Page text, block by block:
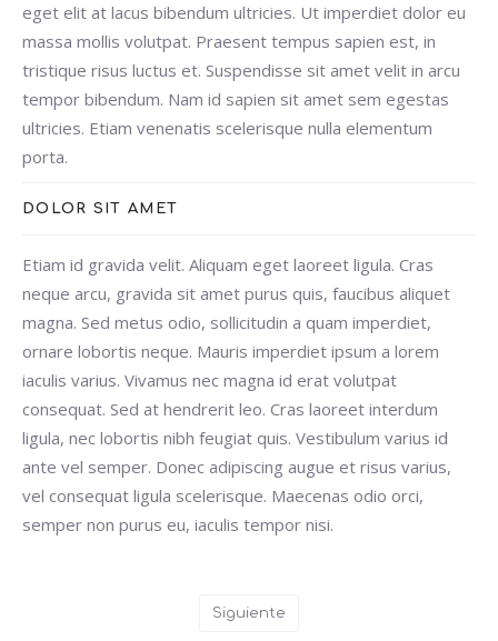
eget elit at lacus bibendum ultricies. Ut imperdiet dolor eu
massa mollis volutpat. Praesent tempus sapien est, in
tristique risus luctus et. Suspendisse sit amet velit in arcu
tempor bibendum. Nam id sapien sit amet sem egestas
ultricies. Etiam venenatis scelerisque nulla elementum
porta.
DOLOR SIT AMET
Etiam id gravida velit. Aliquam eget laoreet ligula. Cras
neque arcu, gravida sit amet purus quis, faucibus aliquet
magna. Sed metus odio, sollicitudin a quam imperdiet,
ornare lobortis neque. Mauris imperdiet ipsum a lorem
iaculis varius. Vivamus nec magna id erat volutpat
consequat. Sed at hendrerit leo. Cras laoreet interdum
ligula, nec lobortis nibh feugiat quis. Vestibulum varius id
ante vel semper. Donec adipiscing augue et risus varius,
vel consequat ligula scelerisque. Maecenas odio orci,
semper non purus eu, iaculis tempor nisi.
Siguiente